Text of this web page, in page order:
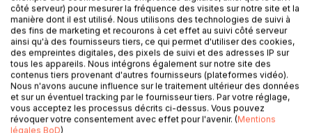
Ajouter à ma liste d'envies
Laisser un avis
côté serveur) pour mesurer la fréquence des visites sur notre site et la
manière dont il est utilisé. Nous utilisons des technologies de suivi à
des fins de marketing et recourons à cet effet au suivi côté serveur
ainsi qu'à des fournisseurs tiers, ce qui permet d'utiliser des cookies,
des empreintes digitales, des pixels de suivi et des adresses IP sur
tous les appareils. Nous intégrons également sur notre site des
contenus tiers provenant d'autres fournisseurs (plateformes vidéo).
Nous n'avons aucune influence sur le traitement ultérieur des données
et sur un éventuel tracking par le fournisseur tiers. Par votre réglage,
vous acceptez les processus décrits ci-dessus. Vous pouvez
révoquer votre consentement avec effet pour l'avenir. (Mentions
légales BoD)